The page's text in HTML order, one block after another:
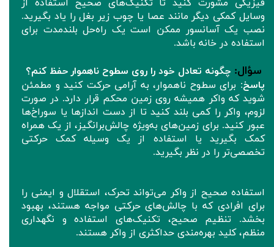
فیزیکی مشورت کنید تا تکنیک‌های صحیح استفاده از
وسایل کمکی دیگر مانند عصا یا چوب زیر بغل را یاد بگیرید.
نصب یک آسانسور ممکن است یک راه‌حل بلندمدت برای
استفاده در خانه باشد.
سؤال: چگونه تعادل خود را روی سطوح ناهموار حفظ کنم؟
پاسخ: برای سطوح ناهموار، به آرامی حرکت کنید و مطمئن
شوید که واکر همیشه روی زمین محکم قرار دارد. در صورت
لزوم، واکر را کمی بلند کنید تا از دست اندازها یا سوراخ‌ها
عبور کنید. برای زمین‌های به‌ویژه چالش‌برانگیز، از یک همراه
کمک بگیرید یا استفاده از یک وسیله کمک حرکتی
تخصصی‌تر را در نظر بگیرید.
استفاده صحیح از واکر می‌تواند تحرک، استقلال و ایمنی را
برای افرادی که با چالش‌های حرکتی مواجه هستند، بهبود
بخشد. تنظیم صحیح، تکنیک‌های استفاده و نگهداری
منظم، کلید بهره‌مندی حداکثری از واکر هستند.